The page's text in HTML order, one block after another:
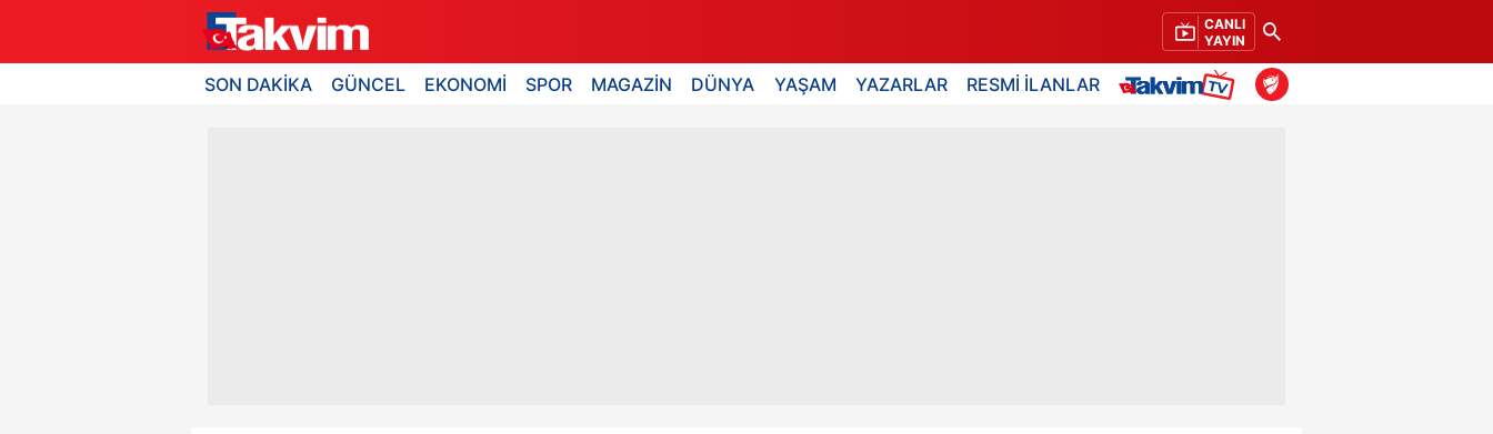
CANLI
YAYIN
SON DAKİKA GÜNCEL EKONOMİ SPOR MAGAZİN DÜNYA YAŞAM YAZARLAR RESMİ İLANLAR